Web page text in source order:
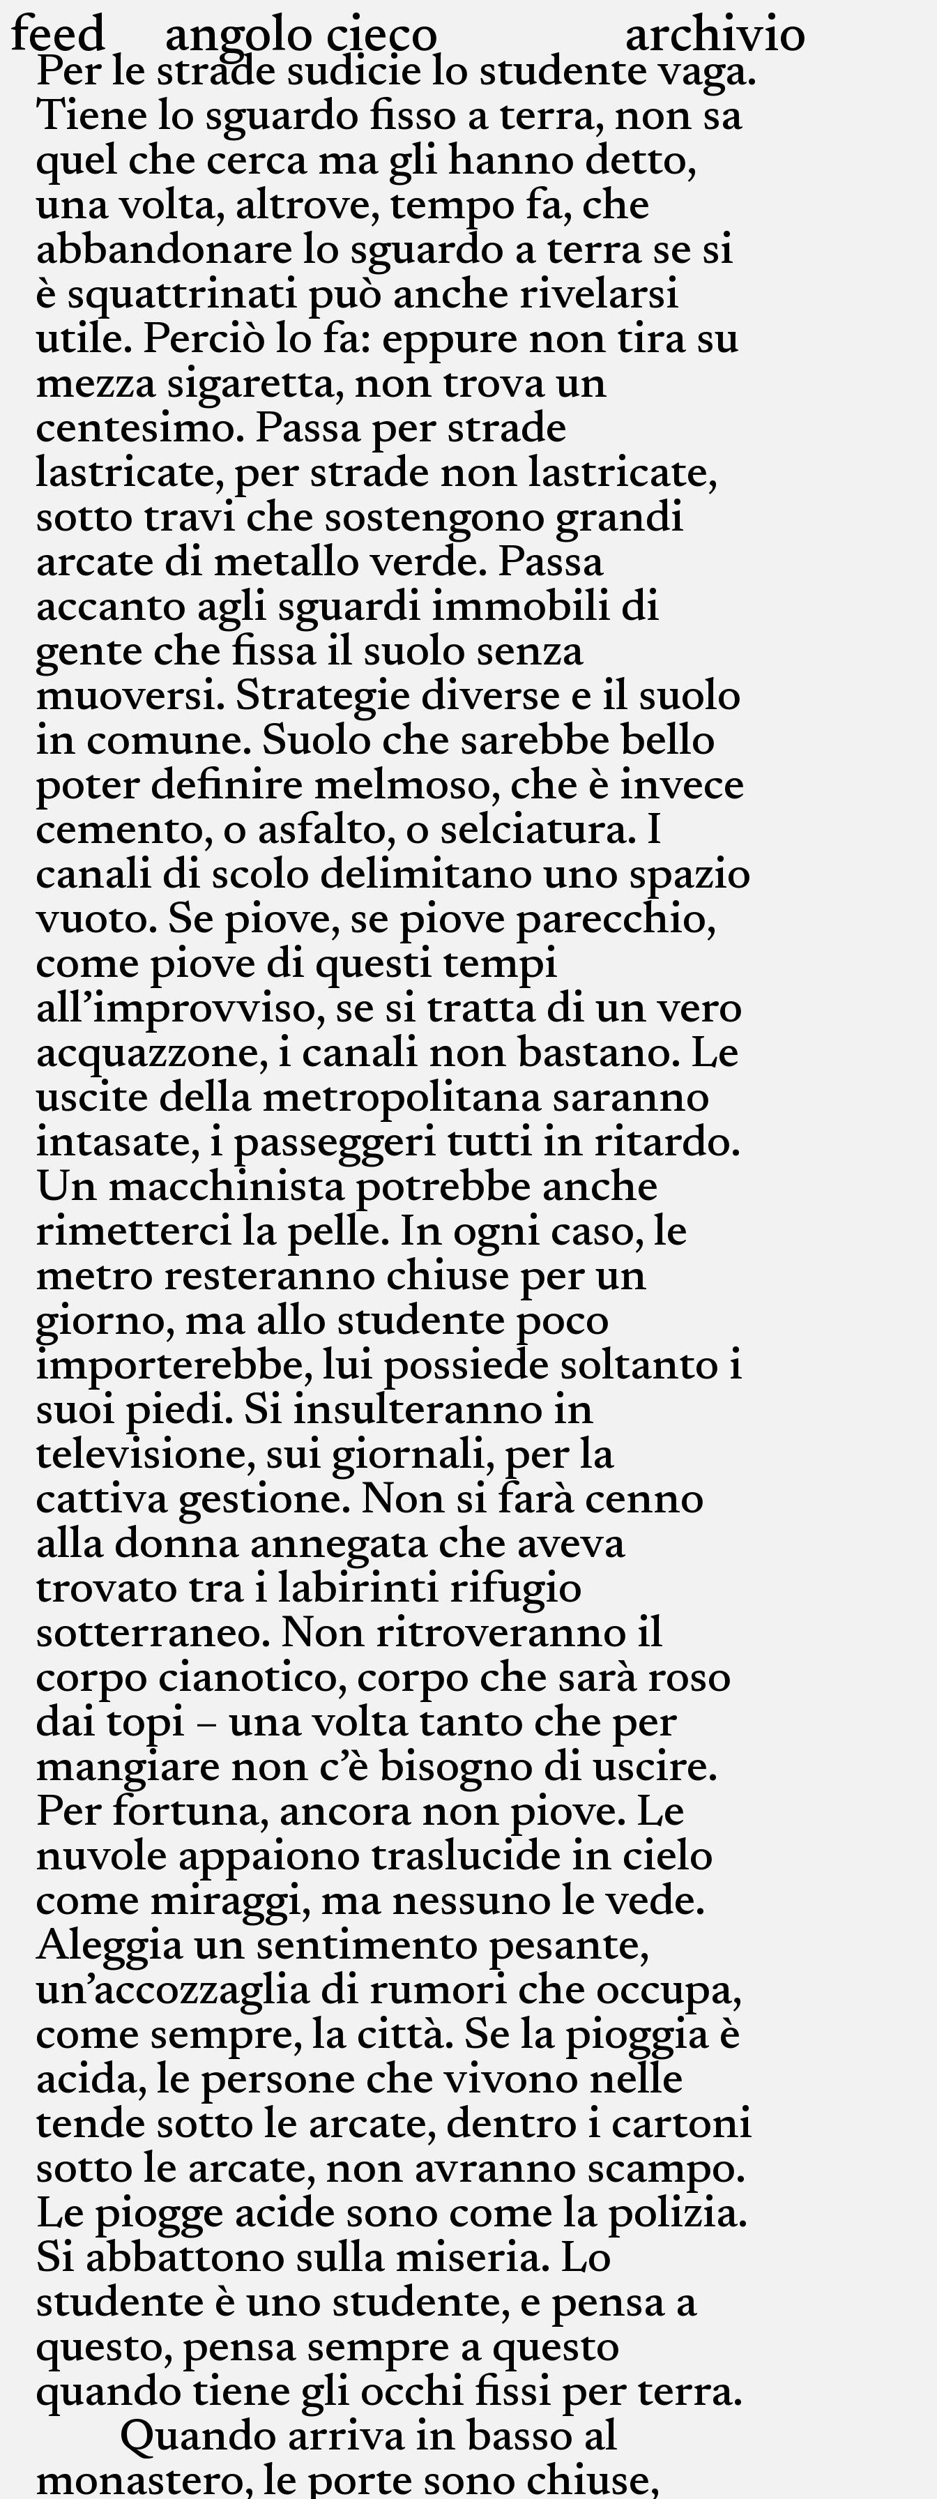
feed angolo cieco archivio
Per le strade sudicie lo studente vaga.
Tiene lo sguardo fisso a terra, non sa
quel che cerca ma gli hanno detto,
una volta, altrove, tempo fa, che
abbandonare lo sguardo a terra se si
è squattrinati può anche rivelarsi
utile. Perciò lo fa: eppure non tira su
mezza sigaretta, non trova un
centesimo. Passa per strade
lastricate, per strade non lastricate,
sotto travi che sostengono grandi
arcate di metallo verde. Passa
accanto agli sguardi immobili di
gente che fissa il suolo senza
muoversi. Strategie diverse e il suolo
in comune. Suolo che sarebbe bello
poter definire melmoso, che è invece
cemento, o asfalto, o selciatura. I
canali di scolo delimitano uno spazio
vuoto. Se piove, se piove parecchio,
come piove di questi tempi
all’improvviso, se si tratta di un vero
acquazzone, i canali non bastano. Le
uscite della metropolitana saranno
intasate, i passeggeri tutti in ritardo.
Un macchinista potrebbe anche
rimetterci la pelle. In ogni caso, le
metro resteranno chiuse per un
giorno, ma allo studente poco
importerebbe, lui possiede soltanto i
suoi piedi. Si insulteranno in
televisione, sui giornali, per la
cattiva gestione. Non si farà cenno
alla donna annegata che aveva
trovato tra i labirinti rifugio
sotterraneo. Non ritroveranno il
corpo cianotico, corpo che sarà roso
dai topi – una volta tanto che per
mangiare non c’è bisogno di uscire.
Per fortuna, ancora non piove. Le
nuvole appaiono traslucide in cielo
come miraggi, ma nessuno le vede.
Aleggia un sentimento pesante,
un’accozzaglia di rumori che occupa,
come sempre, la città. Se la pioggia è
acida, le persone che vivono nelle
tende sotto le arcate, dentro i cartoni
sotto le arcate, non avranno scampo.
Le piogge acide sono come la polizia.
Si abbattono sulla miseria. Lo
studente è uno studente, e pensa a
questo, pensa sempre a questo
quando tiene gli occhi fissi per terra.
Quando arriva in basso al
monastero, le porte sono chiuse,